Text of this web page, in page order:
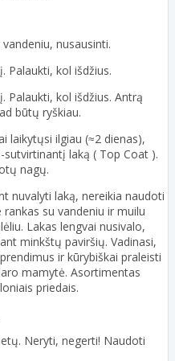
nusausinti.
Palaukti, kol išdžius.
Palaukti, kol išdžius. Antrą
būtų ryškiau.
laikytųsi ilgiau (≈2 dienas),
laką ( Top Coat ).
nagų.
nuvalyti laką, nereikia naudoti
su vandeniu ir muilu
Lakas lengvai nusivalo,
minkštų paviršių. Vadinasi,
ir kūrybiškai praleisti
mamytė. Asortimentas
priedais.
Neryti, negerti! Naudoti